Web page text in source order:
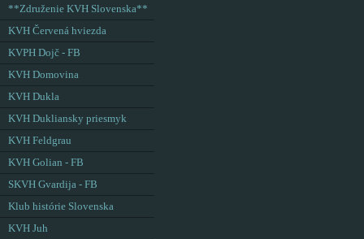
**Združenie KVH Slovenska**
KVH Červená hviezda
KVPH Dojč - FB
KVH Domovina
KVH Dukla
KVH Dukliansky priesmyk
KVH Feldgrau
KVH Golian - FB
SKVH Gvardija - FB
Klub histórie Slovenska
KVH Juh